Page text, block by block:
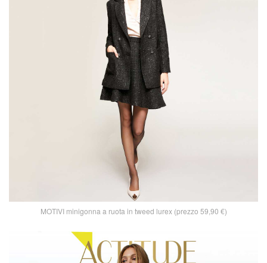
MOTIVI minigonna a ruota in tweed lurex (prezzo 59,90 €)